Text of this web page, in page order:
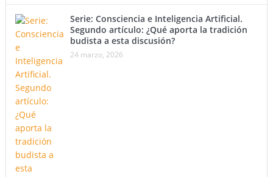
Serie: Consciencia e Inteligencia Artificial.
Segundo artículo: ¿Qué aporta la tradición
budista a esta discusión?
24 marzo, 2026